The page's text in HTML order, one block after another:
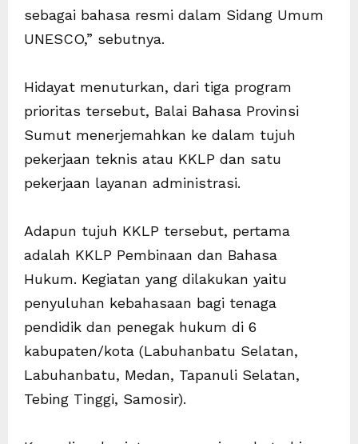
sebagai bahasa resmi dalam Sidang Umum
UNESCO,” sebutnya.
Hidayat menuturkan, dari tiga program
prioritas tersebut, Balai Bahasa Provinsi
Sumut menerjemahkan ke dalam tujuh
pekerjaan teknis atau KKLP dan satu
pekerjaan layanan administrasi.
Adapun tujuh KKLP tersebut, pertama
adalah KKLP Pembinaan dan Bahasa
Hukum. Kegiatan yang dilakukan yaitu
penyuluhan kebahasaan bagi tenaga
pendidik dan penegak hukum di 6
kabupaten/kota (Labuhanbatu Selatan,
Labuhanbatu, Medan, Tapanuli Selatan,
Tebing Tinggi, Samosir).